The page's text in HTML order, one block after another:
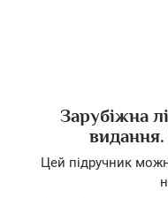
Зарубіжна
Цей підручник